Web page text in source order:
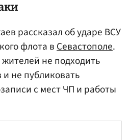
рассказал об ударе ВСУ
флота в Севастополе.
не подходить
не публиковать
с мест ЧП и работы